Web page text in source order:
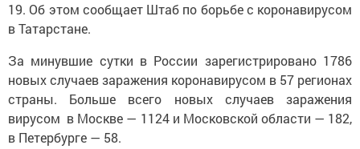
19. Об этом сообщает Штаб по борьбе с коронавирусом
в Татарстане.
За минувшие сутки в России зарегистрировано 1786
новых случаев заражения коронавирусом в 57 регионах
страны. Больше всего новых случаев заражения
вирусом в Москве — 1124 и Московской области — 182,
в Петербурге — 58.